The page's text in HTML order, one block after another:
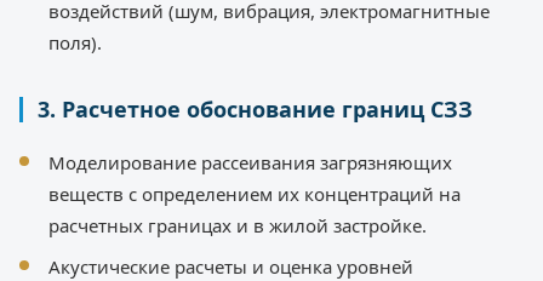
воздействий (шум, вибрация, электромагнитные
поля).
3. Расчетное обоснование границ СЗЗ
Моделирование рассеивания загрязняющих
веществ с определением их концентраций на
расчетных границах и в жилой застройке.
Акустические расчеты и оценка уровней